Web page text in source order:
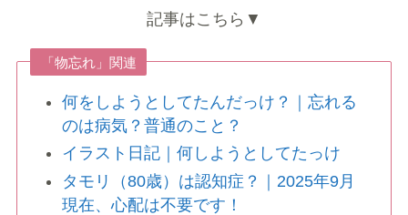
記事はこちら▼
「物忘れ」関連
何をしようとしてたんだっけ？｜忘れる
のは病気？普通のこと？
イラスト日記｜何しようとしてたっけ
タモリ（80歳）は認知症？｜2025年9月
現在、心配は不要です！